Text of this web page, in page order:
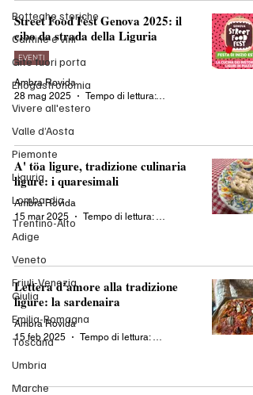
Botteghe storiche
Cantine e vini
Gite fuori porta
Enogastronomia
Vivere all'estero
Valle d’Aosta
Piemonte
Liguria
Lombardia
Trentino-Alto
Adige
Veneto
Friuli-Venezia
Giulia
Emilia-Romagna
Toscana
Umbria
Marche
Street Food Fest Genova 2025: il
cibo da strada della Liguria
EVENTI
Ambra Rovida
28 mag 2025
Tempo di lettura: 2 min
A' töa ligure, tradizione culinaria
ligure: i quaresimali
Ambra Rovida
15 mar 2025
Lettera d’amore alla tradizione
ligure: la sardenaira
Ambra Rovida
15 feb 2025